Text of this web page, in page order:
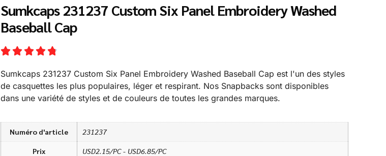
Sumkcaps 231237 Custom Six Panel Embroidery Washed
Baseball Cap
Sumkcaps 231237 Custom Six Panel Embroidery Washed Baseball Cap est l'un des styles
de casquettes les plus populaires, léger et respirant. Nos Snapbacks sont disponibles
dans une variété de styles et de couleurs de toutes les grandes marques.
Numéro d'article 231237
Prix USD2.15/PC - USD6.85/PC